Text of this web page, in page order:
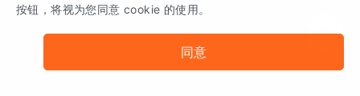
分析云。
版权所有 © 北京易数科技有限公司
按钮，将视为您同意 cookie 的使用。
同意